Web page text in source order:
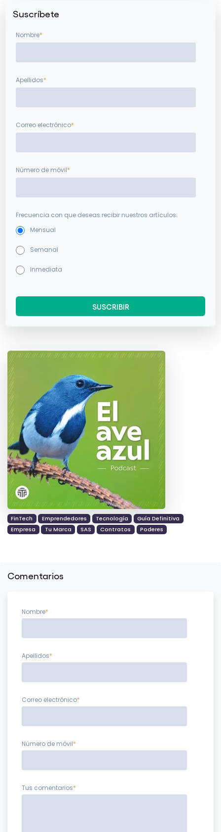
Suscríbete
Nombre*
Apellidos*
Correo electrónico*
Número de móvil*
Frecuencia con que deseas recibir nuestros artículos:
Mensual
Semanal
Inmediata
FinTech Emprendedores Tecnología
Guía Definitiva
Empresa
Tu Marca SAS Contratos Poderes
Comentarios
Nombre*
Apellidos*
Correo electrónico*
Número de móvil*
Tus comentarios*